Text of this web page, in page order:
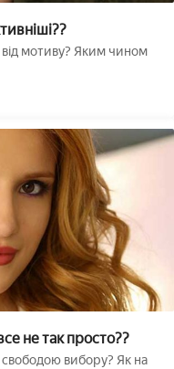
від мотиву? Яким чином
не так просто??
свободою вибору? Як на